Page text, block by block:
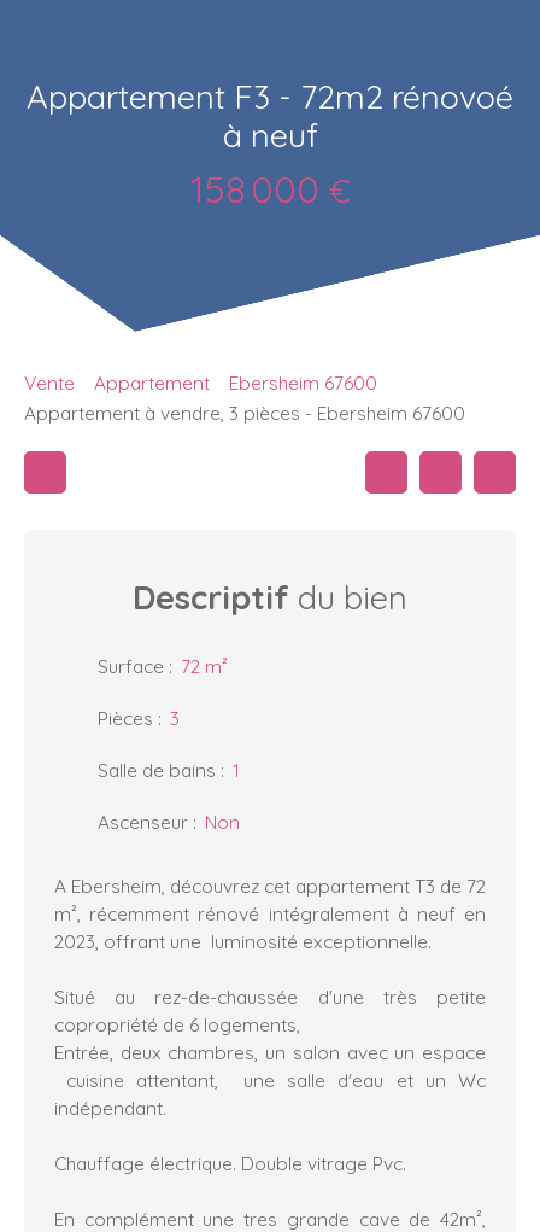
Appartement F3 - 72m2 rénovoé
à neuf
158 000 €
Vente Appartement
Ebersheim 67600
Appartement à vendre, 3 pièces - Ebersheim 67600
Descriptif du bien
Surface : 72 m²
Pièces : 3
Salle de bains : 1
Ascenseur : Non
A Ebersheim, découvrez cet appartement T3 de 72
m², récemment rénové intégralement à neuf en
2023, offrant une luminosité exceptionnelle.
Situé au rez-de-chaussée d'une très petite
copropriété de 6 logements,
Entrée, deux chambres, un salon avec un espace
cuisine attentant, une salle d'eau et un Wc
indépendant.
Chauffage électrique. Double vitrage Pvc.
En complément une tres grande cave de 42m²,